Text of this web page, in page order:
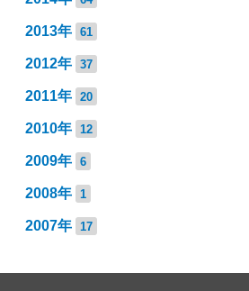
2013年 61
2012年 37
2011年 20
2010年 12
2009年 6
2008年 1
2007年 17